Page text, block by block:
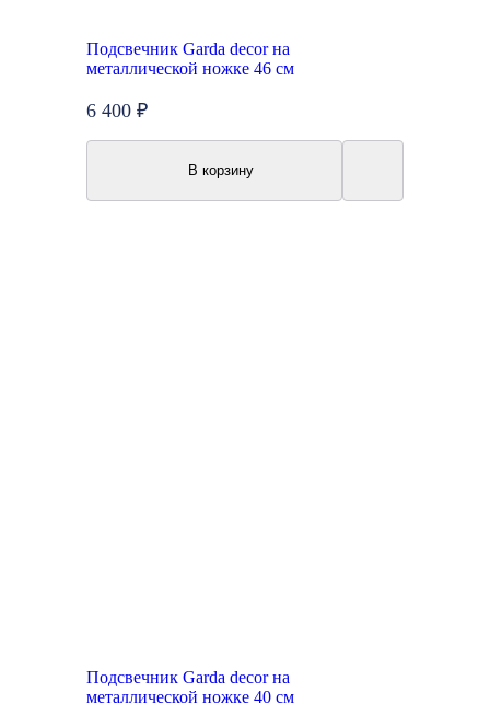
Подсвечник Garda decor на
металлической ножке 46 см
6 400 ₽
В корзину
Подсвечник Garda decor на
металлической ножке 40 см